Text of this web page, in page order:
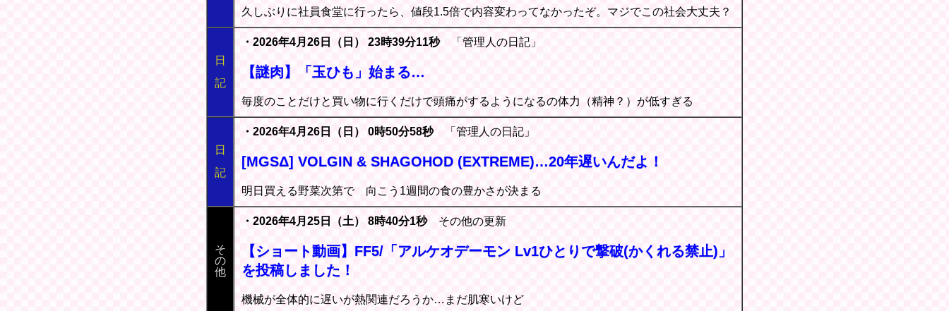
久しぶりに社員食堂に行ったら、値段1.5倍で内容変わってなかったぞ。マジでこの社会大丈夫？
日
記
・2026年4月26日（日） 23時39分11秒「管理人の日記」
【謎肉】「玉ひも」始まる…
毎度のことだけと買い物に行くだけで頭痛がするようになるの体力（精神？）が低すぎる
日
記
・2026年4月26日（日） 0時50分58秒「管理人の日記」
[MGSΔ] VOLGIN & SHAGOHOD (EXTREME)…20年遅いんだよ！
明日買える野菜次第で 向こう1週間の食の豊かさが決まる
そ
の
他
・2026年4月25日（土） 8時40分1秒その他の更新
【ショート動画】FF5/「アルケオデーモン Lv1ひとりで撃破(かくれる禁止)」
を投稿しました！
機械が全体的に遅いが熱関連だろうか…まだ肌寒いけど